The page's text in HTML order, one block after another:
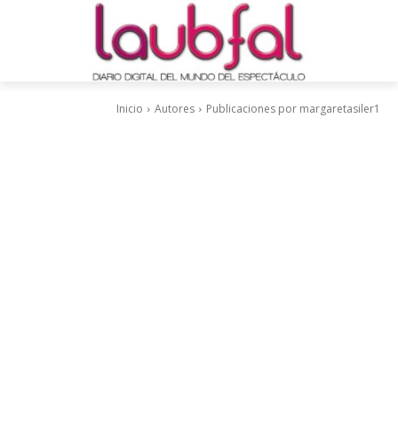
Inicio Autores Publicaciones por margaretasiler1